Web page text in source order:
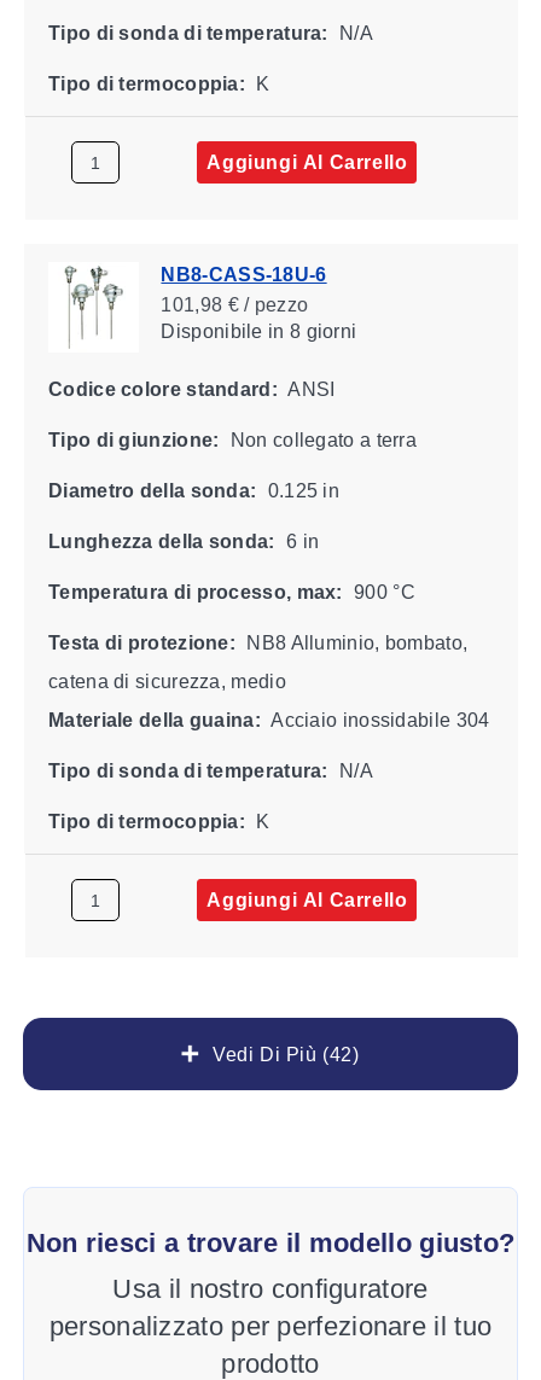
Vedi Di Più (42)
Tipo di sonda di temperatura: N/A
Tipo di termocoppia: K
Aggiungi Al Carrello
NB8-CASS-18U-6
101,98 € / pezzo
Disponibile in 8 giorni
Codice colore standard: ANSI
Tipo di giunzione: Non collegato a terra
Diametro della sonda: 0.125 in
Lunghezza della sonda: 6 in
Temperatura di processo, max: 900 °C
Testa di protezione:
NB8 Alluminio, bombato,
catena di sicurezza, medio
Materiale della guaina: Acciaio inossidabile 304
Tipo di sonda di temperatura: N/A
Tipo di termocoppia: K
Aggiungi Al Carrello
Non riesci a trovare il modello giusto?
Usa il nostro configuratore
personalizzato per perfezionare il tuo
prodotto